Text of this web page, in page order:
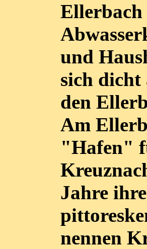
Ellerbach
und
sich
den
Am
"Hafen"
Jahre
nennen